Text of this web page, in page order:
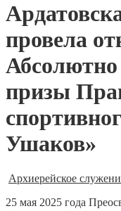
провела
призы
Ушаков»
Архиерейское
25 мая 2025 года